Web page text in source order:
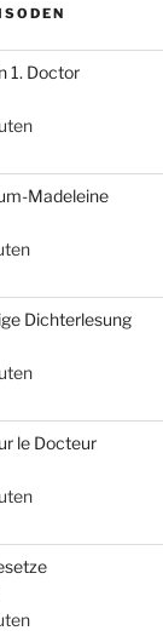
1. Doctor
Madeleine
Dichterlesung
le Docteur